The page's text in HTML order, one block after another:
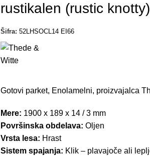
rustikalen (rustic knotty)
Šifra: 52LHSOCL14 EI66
Gotovi parket, Enolamelni, proizvajalca
Mere: 1900 x 189 x 14 / 3 mm
Površinska obdelava: Oljen
Vrsta lesa: Hrast
Sistem spajanja: Klik – plavajoče ali